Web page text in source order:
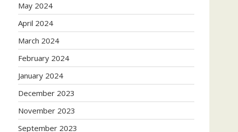
May 2024
April 2024
March 2024
February 2024
January 2024
December 2023
November 2023
September 2023